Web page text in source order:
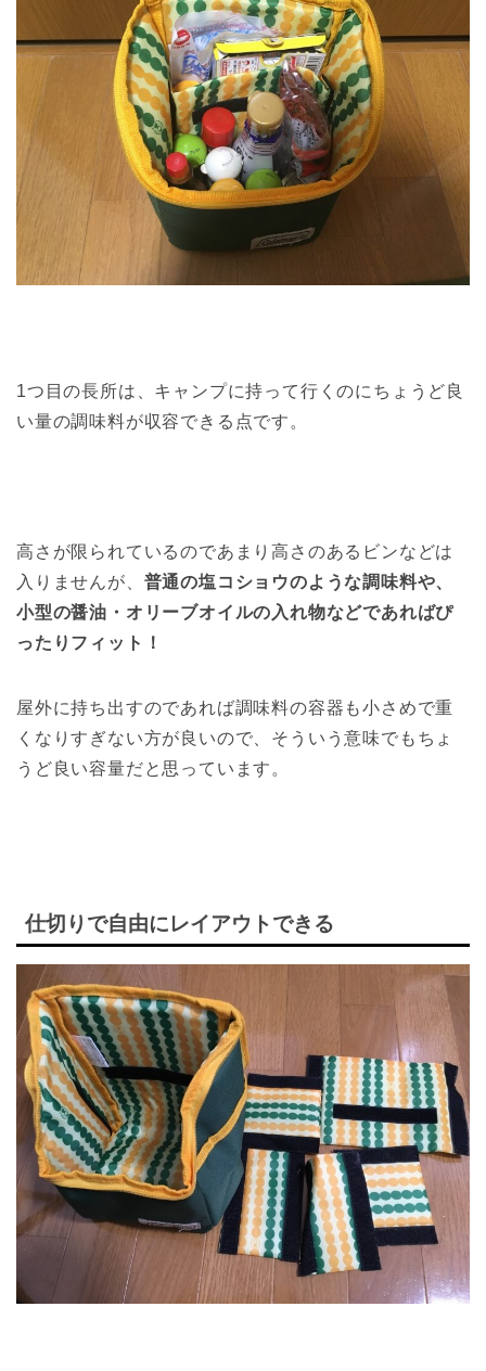
1つ目の長所は、キャンプに持って行くのにちょうど良
い量の調味料が収容できる点です。
高さが限られているのであまり高さのあるビンなどは
入りませんが、 普通の塩コショウのような調味料や、
小型の醤油・オリーブオイルの入れ物などであればぴ
ったりフィット！
屋外に持ち出すのであれば調味料の容器も小さめで重
くなりすぎない方が良いので、そういう意味でもちょ
うど良い容量だと思っています。
仕切りで自由にレイアウトできる